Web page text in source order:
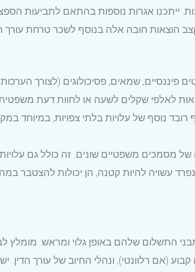
ייתכנו אגרות נוספות בהתאם לתביעות
הוצאות חובה אלה בנוסף לשכר טרחת עורך
פיננסיים, שמאים, פסיכולוגים (לצורך
לאלפי שקלים לשעה או לחוות דעת
נוסף של עלויות בלתי צפויות, במיוחד
מסמכים משפטיים שונים. זה כולל גם
עשויה להיות קטנה, הן יכולות להצטבר
ומבני התשלום שלהם באופן גלוי ומראש.
רלוונטי), ונהלי החיוב של עורך הדין.